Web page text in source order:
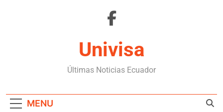
Univisa
Últimas Noticias Ecuador
MENU